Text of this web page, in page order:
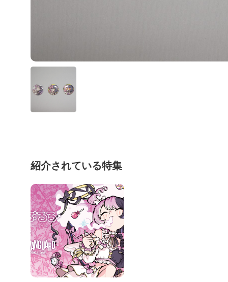
紹介されている特集